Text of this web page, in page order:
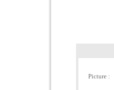
Picture :